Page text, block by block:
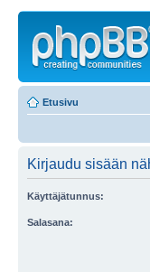
Etusivu
Kirjaudu sisään
Käyttäjätunnus:
Salasana: